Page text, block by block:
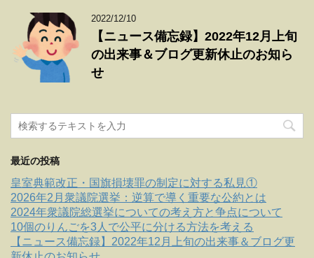
2022/12/10
【ニュース備忘録】2022年12月上旬
の出来事＆ブログ更新休止のお知ら
せ
最近の投稿
皇室典範改正・国旗損壊罪の制定に対する私見①
2026年2月衆議院選挙：逆算で導く重要な公約とは
2024年衆議院総選挙についての考え方と争点について
10個のりんごを3人で公平に分ける方法を考える
【ニュース備忘録】2022年12月上旬の出来事＆ブログ更